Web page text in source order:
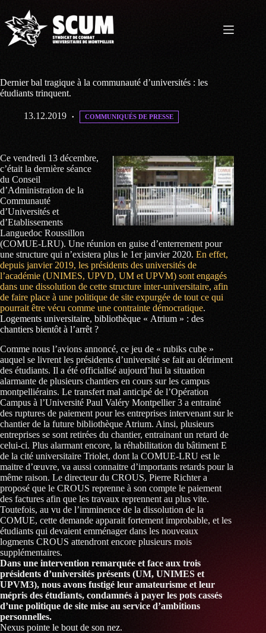
contenu
Dernier bal tragique à la communauté d’universités : les
étudiants trinquent.
13.12.2019 COMMUNIQUÉS DE PRESSE
Ce vendredi 13 décembre,
c’était la dernière séance
du Conseil
d’Administration de la
Communauté
d’Universités et
d’Etablissements
Languedoc Roussillon
(COMUE-LRU). Une réunion en guise d’enterrement pour
une structure qui n’existera plus le 1er janvier 2020. En effet,
depuis janvier 2019, les présidents des universités de
l’académie (UNIMES, UPVD, UM et UPVM) sont engagés
dans une dissolution de cette structure inter-universitaire, afin
de faire place à une politique de site expurgée de tout ce qui
pourrait être vécu comme une contrainte démocratique.
Logements universitaire, bibliothèque « Atrium » : des
chantiers bientôt à l’arrêt ?
Comme nous l’avions annoncé, ce jeu de « rubiks cube »
auquel se livrent les présidents d’université se fait au détriment
des étudiants. Il a été officialisé aujourd’hui la situation
alarmante de plusieurs chantiers en cours sur les campus
montpelliérains. Le transfert mal anticipé de l’Opération
Campus à l’Université Paul Valéry Montpellier 3 a entrainé
des ruptures de paiement pour les entreprises intervenant sur le
chantier de la future bibliothèque Atrium. Ainsi, plusieurs
entreprises se sont retirées du chantier, entrainant un retard de
celui-ci. Plus alarmant encore, la réhabilitation du bâtiment E
de la cité universitaire Triolet, dont la COMUE-LRU est le
maitre d’œuvre, va aussi connaitre d’importants retards pour la
même raison. Le directeur du CROUS, Pierre Richter a
proposé que le CROUS reprenne à son compte le paiement
des factures afin que les travaux reprennent au plus vite.
Toutefois, au vu de l’imminence de la dissolution de la
COMUE, cette demande apparait fortement improbable, et les
étudiants qui devaient emménager dans les nouveaux
logments CROUS attendront encore plusieurs mois
supplémentaires.
Dans une intervention remarquée et face aux trois
présidents d’universités présents (UM, UNIMES et
UPVM3), nous avons fustigé leur amateurisme et leur
mépris des étudiants, condamnés à payer les pots cassés
d’une politique de site mise au service d’ambitions
personnelles.
Nexus pointe le bout de son nez.